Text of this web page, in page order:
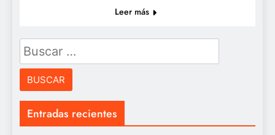
Leer más
Buscar:
Entradas recientes